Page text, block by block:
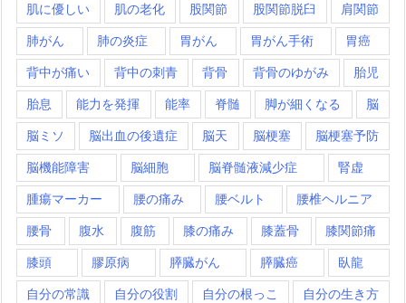
肌に優しい 肌の老化 股関節 股関節脱臼 肩関節
肺がん 肺の炎症 胃がん 胃がん手術 胃癌
背中が痛い 背中の刺青 背骨 背骨のゆがみ 胎児
胎息 能力を発揮 能率 脊髄 脚が細くなる 脳
脳ミソ 脳出血の後遺症 脳天 脳梗塞 脳梗塞予防
脳機能障害 脳細胞 脳脊髄液減少症 腎虚
腫瘍マーカー 腰の痛み 腰ベルト 腰椎ヘルニア
腰骨 腹水 腹筋 膝の痛み 膝蓋骨 膝関節痛
膝頭 膠原病 膵臓がん 膵臓癌 臥龍
自分の常識 自分の役割 自分の根っこ 自分の生き方